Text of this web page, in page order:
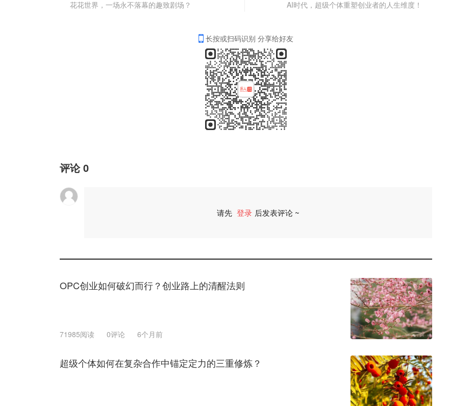
花花世界，一场永不落幕的趣致剧场？
AI时代，超级个体重塑创业者的人生维度！
长按或扫码识别 分享给好友
评论0
请先 登录 后发表评论 ~
OPC创业如何破幻而行？创业路上的清醒法则
71985阅读 0评论 6个月前
超级个体如何在复杂合作中锚定定力的三重修炼？